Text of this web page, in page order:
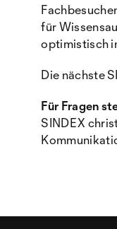
für
optimistisch
Die nächste
Für Fragen
SINDEX